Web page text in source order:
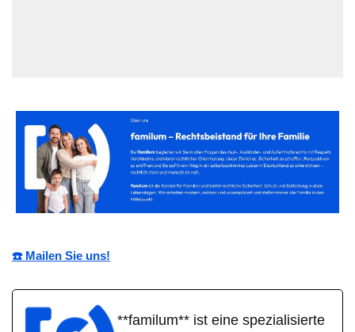
☎️ Mailen Sie uns!
**familum** ist eine spezialisierte